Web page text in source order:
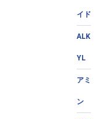
イド
ALK
YL
アミ
ン